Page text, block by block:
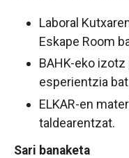
Laboral
Eskape Room
BAHK-eko
esperientzia
ELKAR-en
taldearentzat.
Sari banaketa